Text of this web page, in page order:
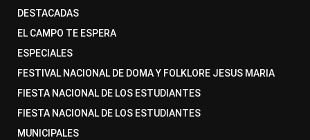
DESTACADAS
EL CAMPO TE ESPERA
ESPECIALES
FESTIVAL NACIONAL DE DOMA Y FOLKLORE JESUS MARIA
FIESTA NACIONAL DE LOS ESTUDIANTES
FIESTA NACIONAL DE LOS ESTUDIANTES
MUNICIPALES